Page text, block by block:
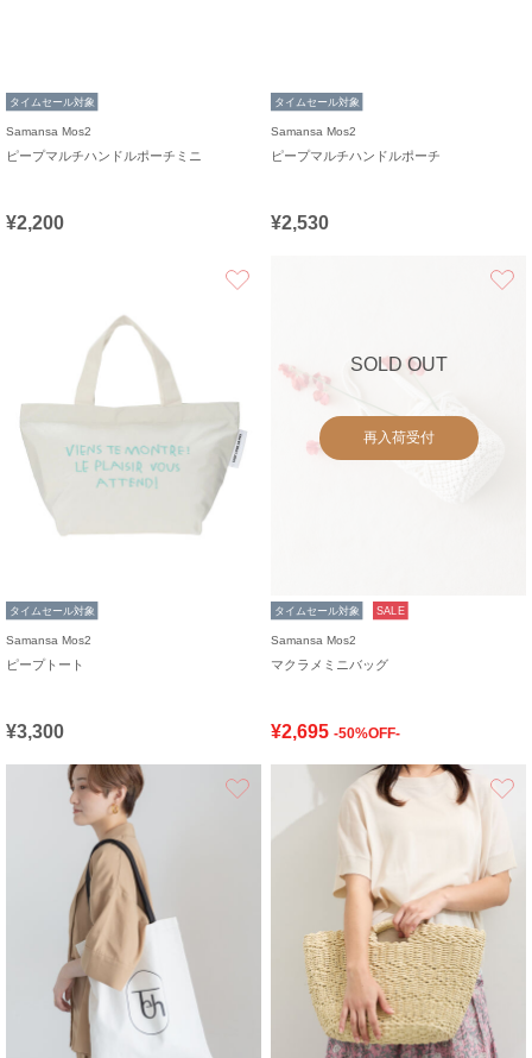
タイムセール対象
Samansa Mos2
ピープマルチハンドルポーチミニ
¥2,200
タイムセール対象
Samansa Mos2
ピープマルチハンドルポーチ
¥2,530
タイムセール対象
Samansa Mos2
ピープトート
¥3,300
SOLD OUT
再入荷受付
タイムセール対象 SALE
Samansa Mos2
マクラメミニバッグ
¥2,695 -50%OFF-